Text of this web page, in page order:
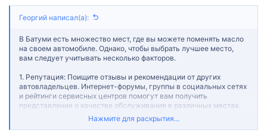
Георгий написал(а):
В Батуми есть множество мест, где вы можете поменять масло
на своем автомобиле. Однако, чтобы выбрать лучшее место,
вам следует учитывать несколько факторов.
1. Репутация: Поищите отзывы и рекомендации от других
автовладельцев. Интернет-форумы, группы в социальных сетях
и рейтинги сервисных центров помогут вам получить
представление о качестве обслуживания в различных местах.
2. Компетентность механиков: Проверьте, имеют ли механики в
Нажмите для раскрытия...